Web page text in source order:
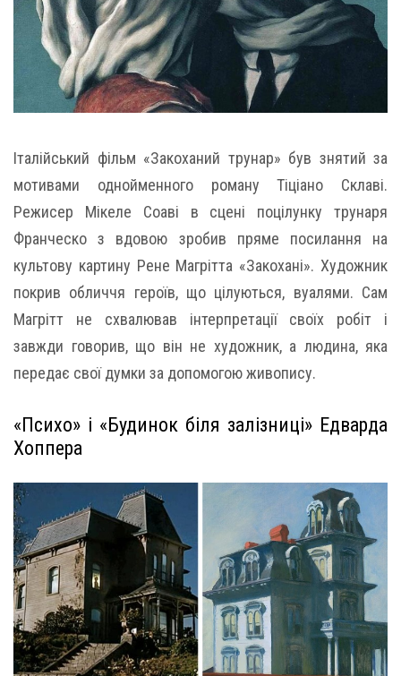
Італійський фільм «Закоханий трунар» був знятий за
мотивами однойменного роману Тіціано Склаві.
Режисер Мікеле Соаві в сцені поцілунку трунаря
Франческо з вдовою зробив пряме посилання на
культову картину Рене Магрітта «Закохані». Художник
покрив обличчя героїв, що цілуються, вуалями. Сам
Магрітт не схвалював інтерпретації своїх робіт і
завжди говорив, що він не художник, а людина, яка
передає свої думки за допомогою живопису.
«Психо» і «Будинок біля залізниці» Едварда
Хоппера